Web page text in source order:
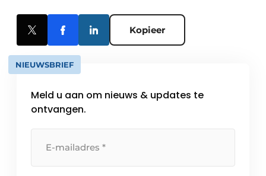
Kopieer
NIEUWSBRIEF
Meld u aan om nieuws & updates te
ontvangen.